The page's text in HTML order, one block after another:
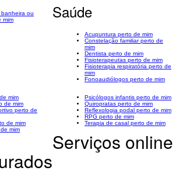
ou
mim
Saúde
Acupuntura perto de mim
Constelação familiar perto de
mim
Dentista perto de mim
Fisioterapeutas perto de mim
Fisioterapia respiratória perto de
mim
Fonoaudiólogos perto de mim
mim
de mim
perto de
de mim
mim
Psicólogos infantis perto de mim
Quiropratas perto de mim
Reflexologia podal perto de mim
RPG perto de mim
Terapia de casal perto de mim
Serviços online